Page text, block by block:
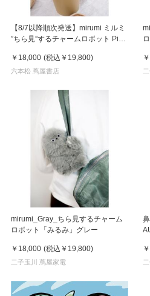
【8/7以降順次発送】mirumi ミルミ
”ちら見”するチャームロボット Pink
￥18,000 (税込 ￥19,800)
六本松 蔦屋書店
mirumi_Gray_ちら見するチャーム
ロボット「みるみ」グレー
￥18,000 (税込 ￥19,800)
二子玉川 蔦屋家電